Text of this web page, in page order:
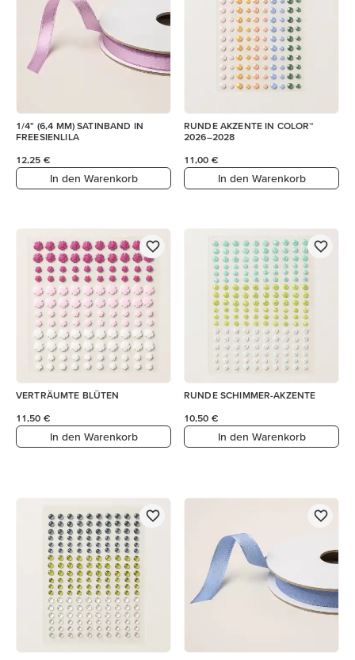
1/4" (6,4 MM) SATINBAND IN
FREESIENLILA
12,25 €
In den Warenkorb
RUNDE AKZENTE IN COLOR™
2026–2028
11,00 €
In den Warenkorb
VERTRÄUMTE BLÜTEN
11,50 €
In den Warenkorb
RUNDE SCHIMMER-AKZENTE
10,50 €
In den Warenkorb